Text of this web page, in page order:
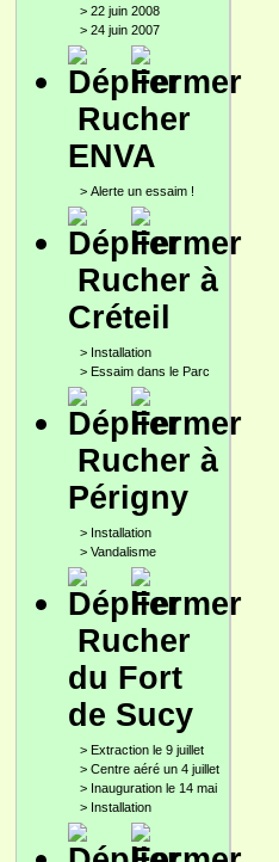
> 22 juin 2008
> 24 juin 2007
Rucher
ENVA
> Alerte un essaim !
Rucher à
Créteil
> Installation
> Essaim dans le Parc
Rucher à
Périgny
> Installation
> Vandalisme
Rucher
du Fort
de Sucy
> Extraction le 9 juillet
> Centre aéré un 4 juillet
> Inauguration le 14 mai
> Installation